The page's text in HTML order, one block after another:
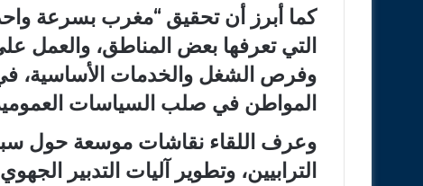
كما أبرز أن تحقيق “مغرب بسرعة
التي تعرفها بعض المناطق، والعمل
وفرص الشغل والخدمات الأساسية،
المواطن في صلب السياسات
وعرف اللقاء نقاشات موسعة حول
الترابيين، وتطوير آليات التدبير